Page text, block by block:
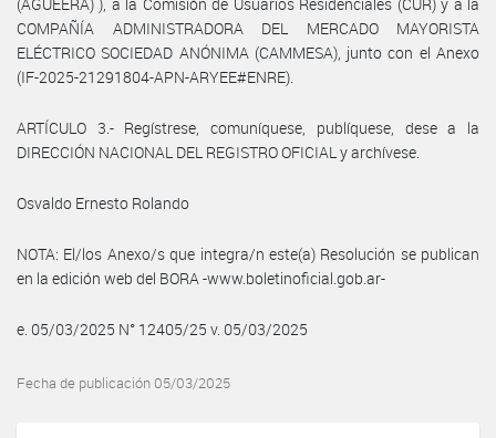
COMPAÑÍA ADMINISTRADORA DEL MERCADO MAYORISTA
ELÉCTRICO SOCIEDAD ANÓNIMA (CAMMESA), junto con el Anexo
(IF-2025-21291804-APN-ARYEE#ENRE).
ARTÍCULO 3.- Regístrese, comuníquese, publíquese, dese a la
DIRECCIÓN NACIONAL DEL REGISTRO OFICIAL y archívese.
Osvaldo Ernesto Rolando
NOTA: El/los Anexo/s que integra/n este(a) Resolución se publican
en la edición web del BORA -www.boletinoficial.gob.ar-
e. 05/03/2025 N° 12405/25 v. 05/03/2025
Fecha de publicación 05/03/2025